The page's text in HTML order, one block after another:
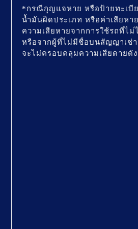
*กรณีกุญแจหาย หรือป้ายทะเบี
น้ำมันผิดประเภท หรือค่าเสียหา
ความเสียหายจากการใช้รถที่ไ
หรือจากผู้ที่ไม่มีชื่อบนสัญญาเช่
จะไม่ครอบคลุมความเสียดายดั